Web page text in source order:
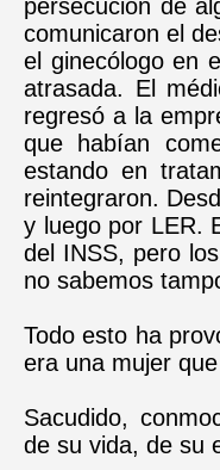
persecución de
comunicaron el
el ginecólogo en
atrasada. El
regresó a la
que habían
estando en
reintegraron.
y luego por LER.
del INSS, pero
no sabemos
Todo esto ha
era una mujer
Sacudido,
de su vida, de su